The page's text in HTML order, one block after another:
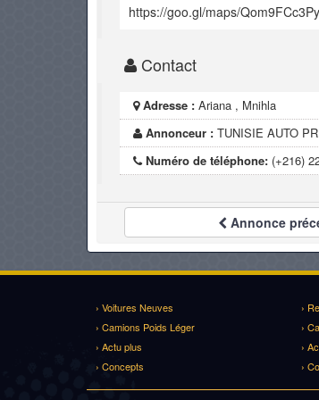
https://goo.gl/maps/
Contact
Adresse : Ariana , Mnihla
Annonceur : TUNISIE AUTO
Numéro de téléphone: (+216)
Annonce
› Voitures Neuves ›
› Camions Poids Léger
›
› Actu plus
›
› Concepts
›